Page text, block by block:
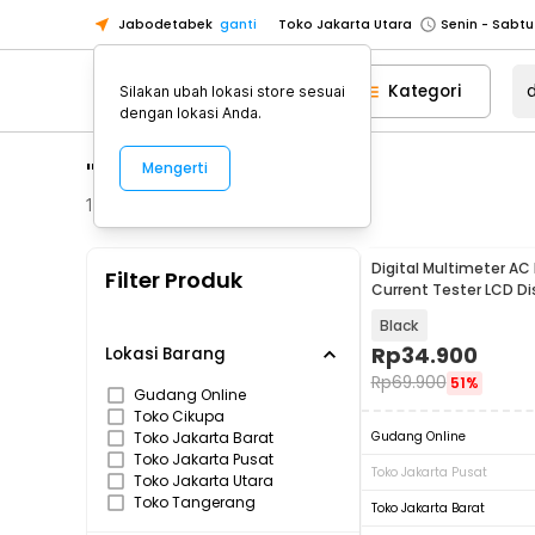
Jabodetabek ganti Toko Jakarta Utara
Toko Tangerang
Toko Cikupa
Pick n Go Jakarta Barat
Senin -
Toko Jakarta Barat
Senin -
Toko Tangerang
Senin - Jumat
Senin - Jumat
Kategori
"digital multimeter"
122
Filter Produk
Lokasi Barang
Gudang Online
Toko Cikupa
Toko Jakarta Barat
Toko Jakarta Pusat
Toko Jakarta Utara
Toko Tangerang
Digital Multimeter AC
Current Tester LCD
Black
Rp34.900
Rp69.900 51%
Gudang Online
Toko Jakarta Pusat
Toko Jakarta Barat
Silakan ubah lokasi store sesuai
dengan lokasi Anda.
Mengerti